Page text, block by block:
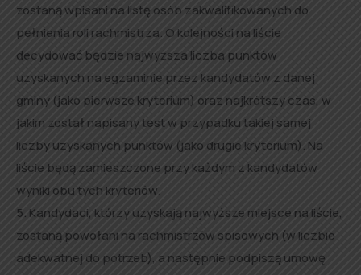
zostaną wpisani na listę osób zakwalifikowanych do
pełnienia roli rachmistrza. O kolejności na liście
decydować będzie najwyższa liczba punktów
uzyskanych na egzaminie przez kandydatów z danej
gminy (jako pierwsze kryterium) oraz najkrótszy czas, w
jakim został napisany test w przypadku takiej samej
liczby uzyskanych punktów (jako drugie kryterium). Na
liście będą zamieszczone przy każdym z kandydatów
wyniki obu tych kryteriów.
5. Kandydaci, którzy uzyskają najwyższe miejsce na liście,
zostaną powołani na rachmistrzów spisowych (w liczbie
adekwatnej do potrzeb), a następnie podpiszą umowę